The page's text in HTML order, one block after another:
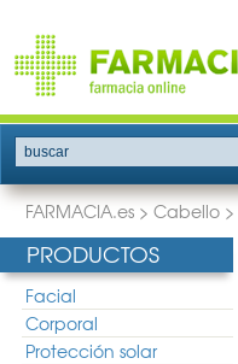
buscar
FARMACIA.es > Cabello >
PRODUCTOS
Facial
Corporal
Protección solar